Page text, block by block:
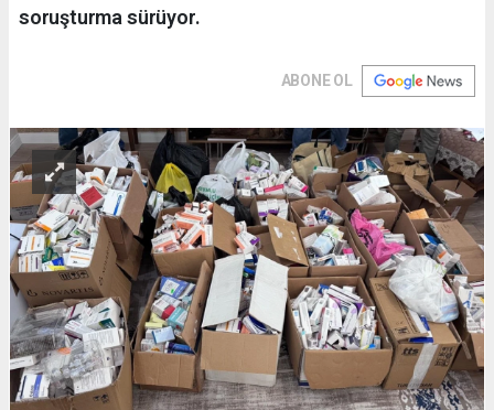
soruşturma sürüyor.
ABONE OL